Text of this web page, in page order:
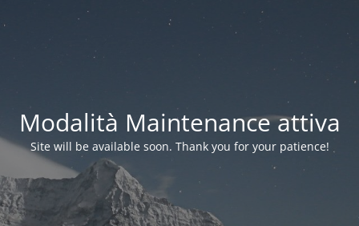
Modalità Maintenance attiva
Site will be available soon. Thank you for your patience!